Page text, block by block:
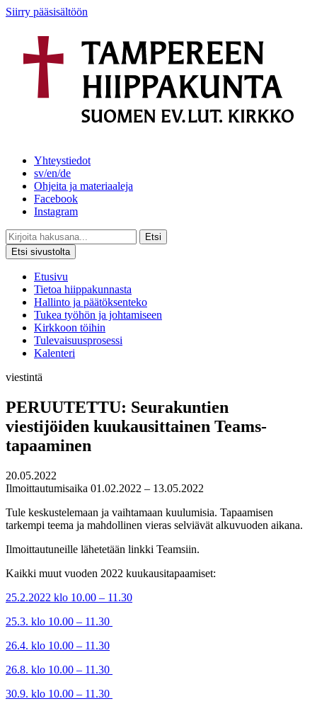
Siirry pääsisältöön
Yhteystiedot
sv/en/de
Ohjeita ja materiaaleja
Facebook
Instagram
Etsi
Etsi sivustolta
Etusivu
Tietoa hiippakunnasta
Hallinto ja päätöksenteko
Tukea työhön ja johtamiseen
Kirkkoon töihin
Tulevaisuusprosessi
Kalenteri
viestintä
PERUUTETTU: Seurakuntien
viestijöiden kuukausittainen Teams-
tapaaminen
20.05.2022
Ilmoittautumisaika 01.02.2022 – 13.05.2022
Tule keskustelemaan ja vaihtamaan kuulumisia. Tapaamisen
tarkempi teema ja mahdollinen vieras selviävät alkuvuoden aikana.
Ilmoittautuneille lähetetään linkki Teamsiin.
Kaikki muut vuoden 2022 kuukausitapaamiset:
25.2.2022 klo 10.00 – 11.30
25.3. klo 10.00 – 11.30
26.4. klo 10.00 – 11.30
26.8. klo 10.00 – 11.30
30.9. klo 10.00 – 11.30